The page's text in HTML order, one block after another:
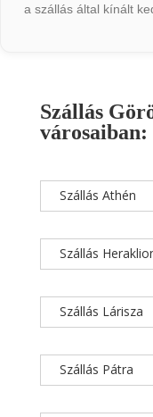
a szállás által kínált
Szállás
városaiban:
Szállás Athén
Szállás
Szállás Lárisza
Szállás Pátra